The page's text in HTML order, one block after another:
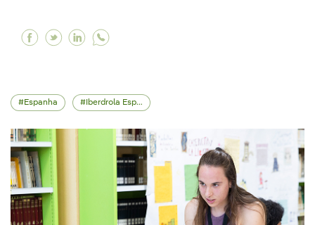
Facebook Avangrid é reconhecida como
Twitter Avangrid é reconhecida como
Linkedin Avangrid é reconhecida
Espanha Iberdrola España